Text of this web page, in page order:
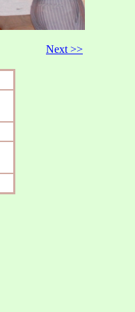
Next >>